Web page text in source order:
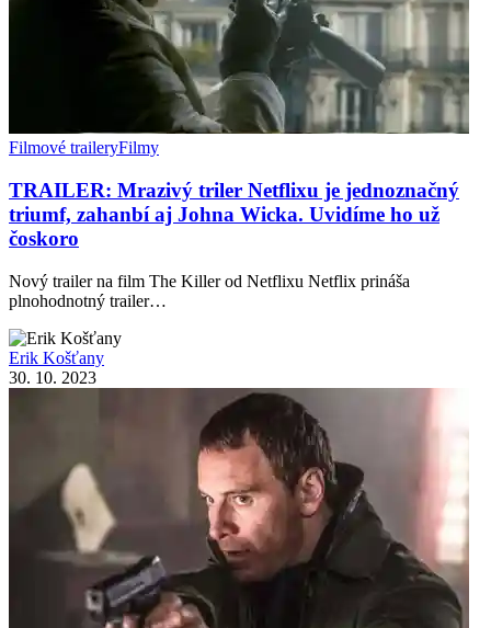
Filmové traileryFilmy
TRAILER: Mrazivý triler Netflixu je jednoznačný
triumf, zahanbí aj Johna Wicka. Uvidíme ho už
čoskoro
Nový trailer na film The Killer od Netflixu Netflix prináša
plnohodnotný trailer…
Erik Košťany
30. 10. 2023